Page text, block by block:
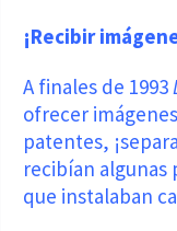
¡Recibir
A finales de 1993
ofrecer
patentes,
recibían
que instalaban